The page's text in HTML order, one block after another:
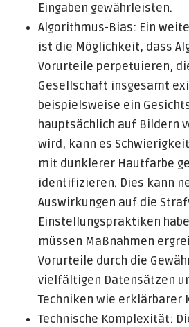
Eingaben gewährleisten.
Algorithmus-Bias: Ein
ist die Möglichkeit, dass
Vorurteile perpetuieren,
Gesellschaft insgesamt
beispielsweise ein
hauptsächlich auf Bildern
wird, kann es
mit dunklerer Hautfarbe
identifizieren. Dies kann
Auswirkungen auf die
Einstellungspraktiken
müssen Maßnahmen
Vorurteile durch die
vielfältigen Datensätzen
Techniken wie erklärbarer
Technische Komplexität: